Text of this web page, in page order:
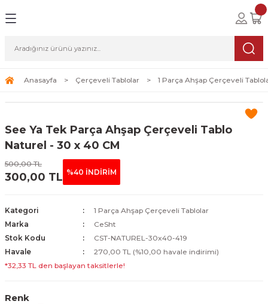
Tablolar
Tablolar
Sanat
Anasayfa Çerçeveli Tablolar 1 Parça Ahşap Çerçeveli
See Ya Tek Parça Ahşap Çerçeveli Tablo
Naturel - 30 x 40 CM
500,00 TL
300,00 TL %40 İNDİRİM
Kategori
1 Parça Ahşap Çerçeveli Tablolar
Marka
CeSht
Stok Kodu
CST-NATUREL-30x40-419
Havale
270,00 TL (%10,00 havale indirimi)
*32,33 TL den başlayan taksitlerle!
Renk